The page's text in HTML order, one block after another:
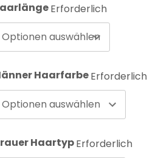
Erforderlich
Optionen auswählen
HaarfarbeErforderlich
Optionen auswählen
HaartypErforderlich